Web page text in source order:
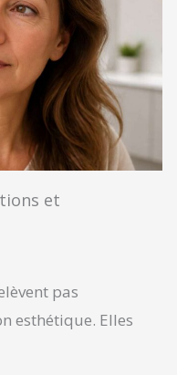
et
pas
esthétique. Elles